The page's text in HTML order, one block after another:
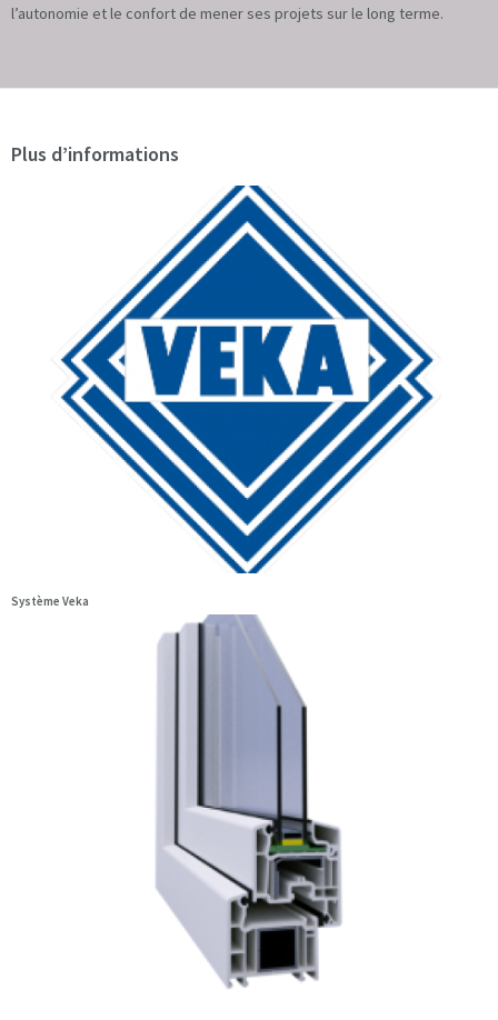
l’autonomie et le confort de mener ses projets sur le long terme.
Plus d’informations
Système Veka